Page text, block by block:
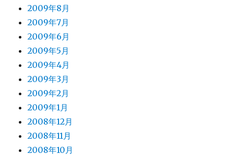
2009年8月
2009年7月
2009年6月
2009年5月
2009年4月
2009年3月
2009年2月
2009年1月
2008年12月
2008年11月
2008年10月